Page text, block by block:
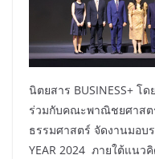
นิตยสาร BUSINESS+ โ
ร่วมกับคณะพาณิชยศาส
ธรรมศาสตร์ จัดงานมอบร
YEAR 2024 ภายใต้แนว